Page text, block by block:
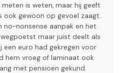
is weten, maar hij geeft
ook gewoon op gevoel zaagt.
no-nonsense aanpak en het
maar juist deelt als
een euro had gekregen voor
hem vroeg of laminaat ook
met pensioen gekund.